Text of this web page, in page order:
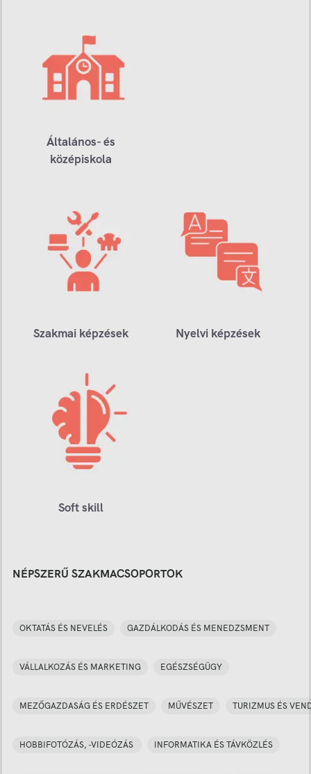
Általános- és
középiskola
Szakmai képzések Nyelvi képzések
Soft skill
NÉPSZERŰ SZAKMACSOPORTOK
OKTATÁS ÉS NEVELÉS GAZDÁLKODÁS ÉS MENEDZSMENT
VÁLLALKOZÁS ÉS MARKETING EGÉSZSÉGÜGY
MEZŐGAZDASÁG ÉS ERDÉSZET MŰVÉSZET TURIZMUS ÉS
HOBBIFOTÓZÁS, -VIDEÓZÁS INFORMATIKA ÉS TÁVKÖZLÉS